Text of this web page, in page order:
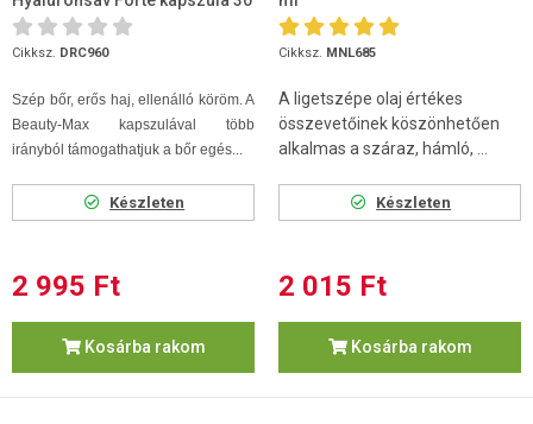
db
Cikksz. DRC960
Szép bőr, erős haj, ellenálló köröm. A
Beauty-Max kapszulával több
irányból támogathatjuk a bőr egés...
Készleten
2 995 Ft
Kosárba rakom
Cikksz. MNL685
A ligetszépe olaj értékes
összevetőinek köszönhetően
alkalmas a száraz, hámló, ...
Készleten
2 015 Ft
Kosárba rakom